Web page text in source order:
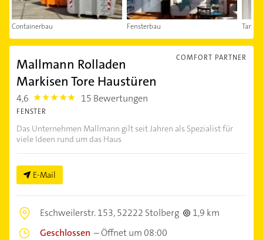
Containerbau Fensterbau
COMFORT PARTNER
Mallmann Rolladen
Markisen Tore Haustüren
4,6 4.6 15 Bewertungen
FENSTER
Das Unternehmen Mallmann gilt seit Jahren als Spezialist für
viele Ideen rund um das Haus
E-Mail
Eschweilerstr. 153,52222 Stolberg
1,9 km
Geschlossen –Öffnet um 08:00